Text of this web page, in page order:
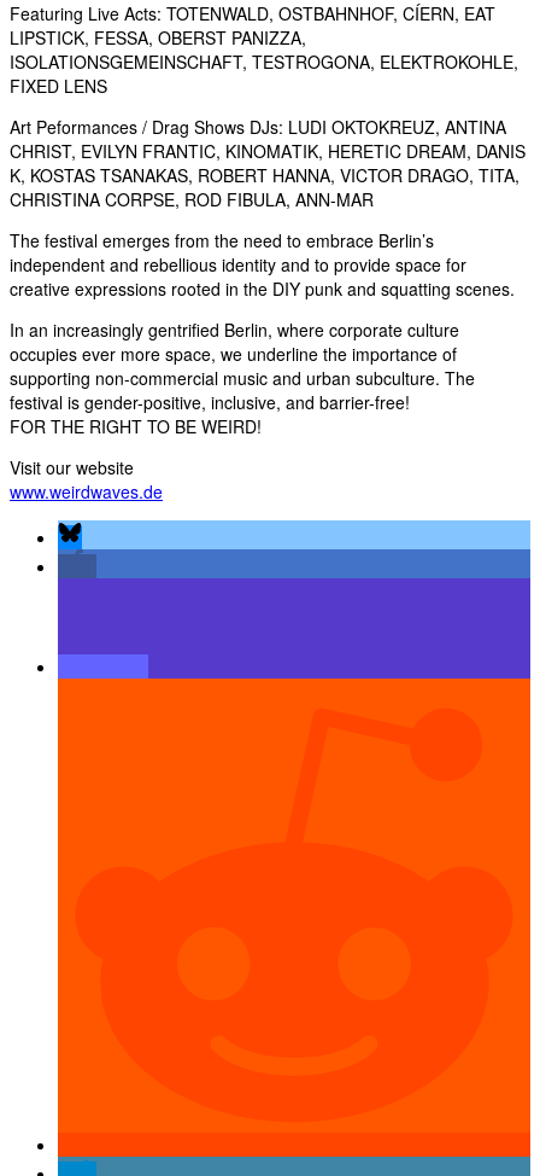
Featuring Live Acts: TOTENWALD, OSTBAHNHOF, CÍERN, EAT
LIPSTICK, FESSA, OBERST PANIZZA,
ISOLATIONSGEMEINSCHAFT, TESTROGONA, ELEKTROKOHLE,
FIXED LENS
Art Peformances / Drag Shows DJs: LUDI OKTOKREUZ, ANTINA
CHRIST, EVILYN FRANTIC, ΚΙΝΟΜΑΤΙΚ, HERETIC DREAM, DANIS
K, KOSTAS TSANAKAS, ROBERT HANNA, VICTOR DRAGO, TITA,
CHRISTINA CORPSE, ROD FIBULA, ANN-MAR
The festival emerges from the need to embrace Berlin’s
independent and rebellious identity and to provide space for
creative expressions rooted in the DIY punk and squatting scenes.
In an increasingly gentrified Berlin, where corporate culture
occupies ever more space, we underline the importance of
supporting non-commercial music and urban subculture. The
festival is gender-positive, inclusive, and barrier-free!
FOR THE RIGHT TO BE WEIRD!
Visit our website
www.weirdwaves.de